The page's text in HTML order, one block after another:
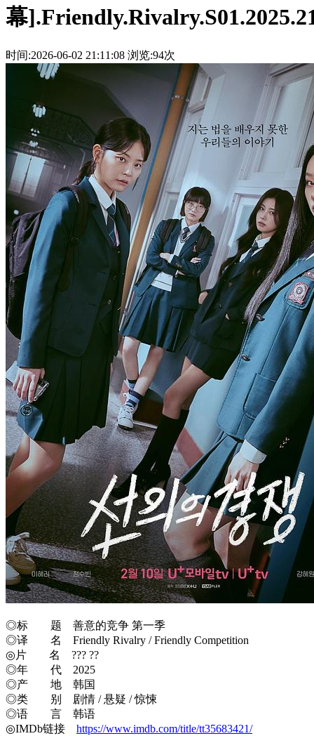
幕
时间:2026-06-02 21:11:08 浏览:94次
◎标 题 善意的竞争 第一季
◎译 名 Friendly Rivalry / Friendly Competition
◎片 名 ??? ??
◎年 代 2025
◎产 地 韩国
◎类 别 剧情 / 悬疑 / 惊悚
◎语 言 韩语
◎IMDb链接 https://www.imdb.com/title/tt35683421/